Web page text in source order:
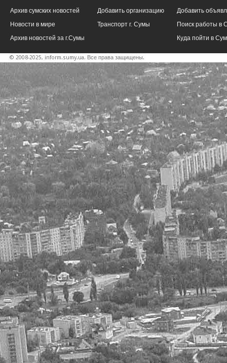
Архив сумских новостей
Новости в мире
Архив новостей за г.Сумы
Добавить организацию
Транспорт г. Сумы
Добавить
Поиск работы в
Куда пойти в
© 2008-2025, inform.sumy.ua. Все права защищены.